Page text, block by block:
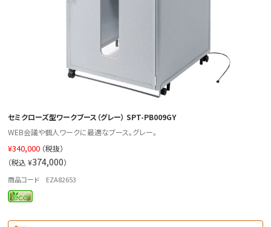
セミクローズ型ワークブース（グレー） SPT-PB009GY
WEB会議や個人ワークに最適なブース。グレー。
¥340,000 （税抜）
（税込 ¥374,000）
商品コード EZA82653